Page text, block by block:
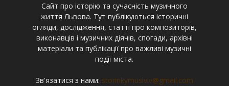
Cайт про історію та сучасність музичного
життя Львова. Тут публікуються історичні
огляди, дослідження, статті про композиторів,
виконавців і музичних діячів, спогади, архівні
матеріали та публікації про важливі музичні
події міста.
Зв'язатися з нами: storinkymuslviv@gmail.com